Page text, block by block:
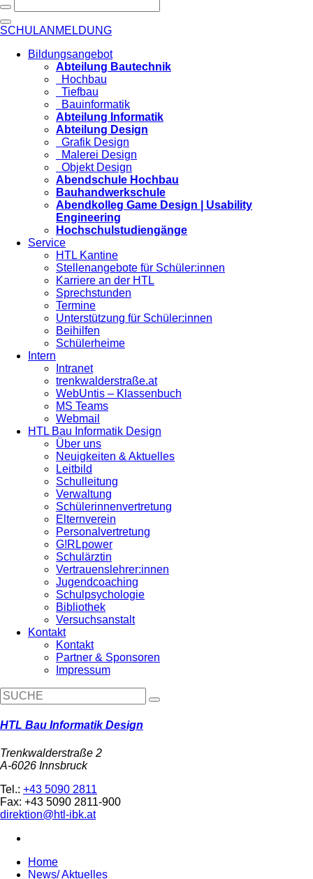
SCHULANMELDUNG
Bildungsangebot
Abteilung Bautechnik
Hochbau
Tiefbau
Bauinformatik
Abteilung Informatik
Abteilung Design
Grafik Design
Malerei Design
Objekt Design
Abendschule Hochbau
Bauhandwerkschule
Abendkolleg Game Design | Usability
Engineering
Hochschulstudiengänge
Service
HTL Kantine
Stellenangebote für Schüler:innen
Karriere an der HTL
Sprechstunden
Termine
Unterstützung für Schüler:innen
Beihilfen
Schülerheime
Intern
Intranet
trenkwalderstraße.at
WebUntis – Klassenbuch
MS Teams
Webmail
HTL Bau Informatik Design
Über uns
Neuigkeiten & Aktuelles
Leitbild
Schulleitung
Verwaltung
Schülerinnenvertretung
Elternverein
Personalvertretung
G!RLpower
Schulärztin
Vertrauenslehrer:innen
Jugendcoaching
Schulpsychologie
Bibliothek
Versuchsanstalt
Kontakt
Kontakt
Partner & Sponsoren
Impressum
HTL Bau Informatik Design
Trenkwalderstraße 2
A-6026 Innsbruck
Tel.: +43 5090 2811
Fax: +43 5090 2811-900
direktion@htl-ibk.at
Home
News/ Aktuelles